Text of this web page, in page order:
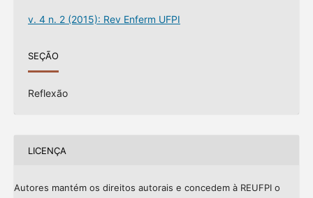
v. 4 n. 2 (2015): Rev Enferm UFPI
SEÇÃO
Reflexão
LICENÇA
Autores mantém os direitos autorais e concedem à REUFPI o